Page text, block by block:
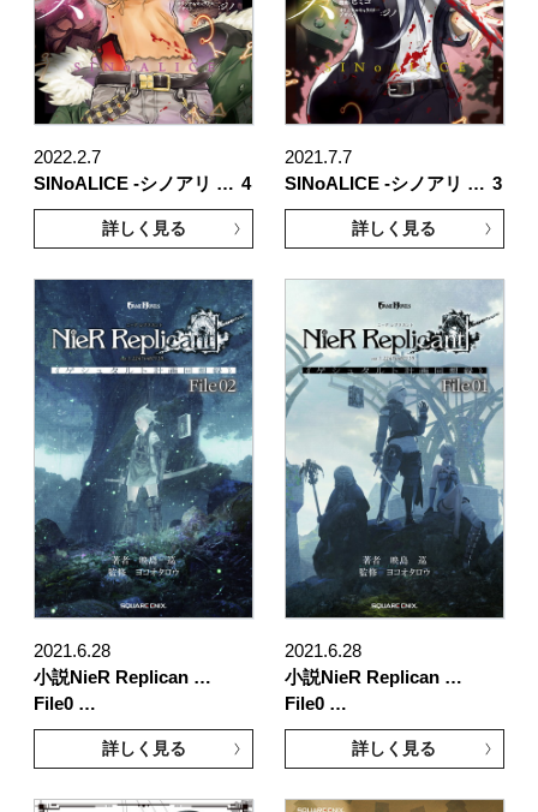
2022.2.7
SINoALICE -シノアリ … 4
詳しく見る
2021.7.7
SINoALICE -シノアリ … 3
詳しく見る
2021.6.28
小説NieR Replican …
File0 …
詳しく見る
2021.6.28
小説NieR Replican …
File0 …
詳しく見る